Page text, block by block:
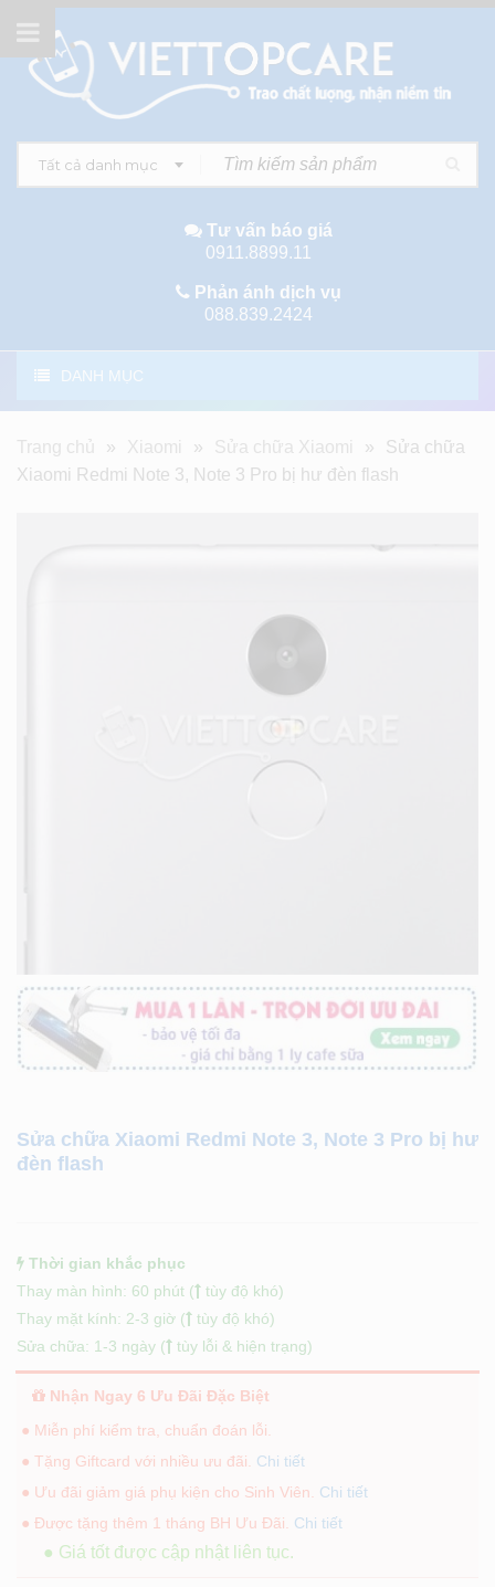
Tất cả danh mục
Tư vấn báo giá
0911.8899.11
Phản ánh dịch vụ
088.839.2424
DANH MỤC
Trang chủ » Xiaomi » Sửa chữa Xiaomi »
Sửa chữa
Xiaomi Redmi Note 3, Note 3 Pro bị hư đèn flash
Sửa chữa Xiaomi Redmi Note 3, Note 3 Pro bị hư
đèn flash
Thời gian khắc phục
Thay màn hình: 60 phút (
tùy độ khó)
Thay mặt kính: 2-3 giờ (
tùy độ khó)
Sửa chữa: 1-3 ngày (
tùy lỗi & hiện trạng)
Nhận Ngay 6 Ưu Đãi Đặc Biệt
● Miễn phí kiểm tra, chuẩn đoán lỗi.
● Tặng Giftcard với nhiều ưu đãi. Chi tiết
● Ưu đãi giảm giá phụ kiện cho Sinh Viên. Chi tiết
● Được tặng thêm 1 tháng BH Ưu Đãi. Chi tiết
● Giá tốt được cập nhật liên tục.